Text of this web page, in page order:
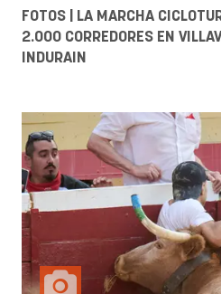
FOTOS | LA MARCHA
2.000 CORREDORES EN
INDURAIN